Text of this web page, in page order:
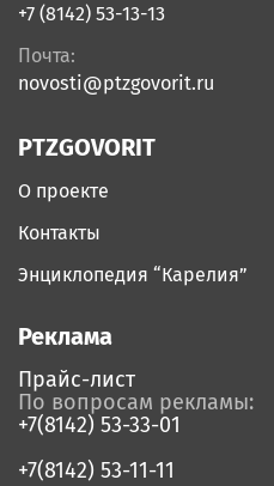
+7 (8142) 53-13-13
Почта:
novosti@ptzgovorit.ru
PTZGOVORIT
О проекте
Контакты
Энциклопедия “Карелия”
Реклама
Прайс-лист
По вопросам рекламы:
+7(8142) 53-33-01
+7(8142) 53-11-11